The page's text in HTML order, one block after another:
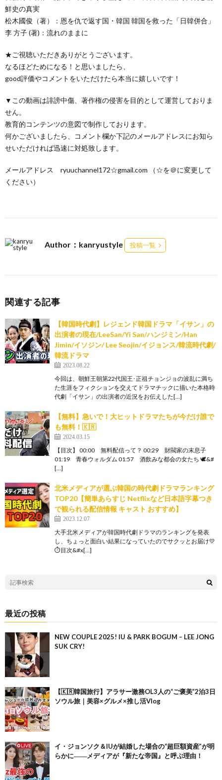
鮮史の真実
松木國俊（著）：恩を仇で返す国・韓国 韓国を救った「日韓併合」
李 方子 (著)：流れのままに
★ご視聴いただきありがとうございます。
なるほどためになる！と思いましたら、
good評価やコメントをいただけたら本当に嬉しいです！
▼この動画は誹謗中傷、著作権の侵害を目的として運営しておりま
せん。
教育的コンテンツの意図で制作しております。
何かございましたら、コメント欄か下記のメールアドレスにお知ら
せいただければ迅速に対処致します。
メールアドレス ryuuchannel172☆gmail.com （☆を＠に変更して
ください）
Author：kanryustyle 投稿一覧
関連する記事
【韓国時代劇】レジェンド韓国ドラマ「イサン」の
出演者の現在/LeeSan/Yi San/ハンジミン/Han
Jimin/イソジン/ Lee Seojin/イジョンス/韓流時代劇/
韓流ドラマ
2023.08.22
今回は、朝鮮王朝第22代国王･正祖チョンジョの波乱に満ち
た生涯をフィクションを交えてドラマチックに描いた本格時
代劇「イサン」の出演者の近況をお伝えした[…]
【無料】急いで！大ヒットドラマたちが今だけ誰で
も無料！🇰🇷
2024.03.15
【目次】 00:00 無料配信って？ 00:29 財閥家の末息子
01:19 青春ウォルダム 01:57 酒飲みな都会の女たち 🕊&#
[…]
北米メディアが選ぶ韓国の時代劇ドラマランキング
TOP20【簡単あらすじ Netflixなど日本語字幕つき
で観られる配信情報 キャスト おすすめ】
2023.12.07
大手北米メディアが韓国時代劇ドラマのランキングを発表
し、ちょっと面白い結果になっていたのでサクッとお届け💛
⏱目次&#x[…]
最近の投稿
NEW COUPLE 2025! IU & PARK BOGUM – LEE JONG
SUK CRY!
【🇰🇷韓国旅行】アラサー激務OL3人の“ご褒美”2泊3日
ソウル旅｜美容×グルメ×推し活Vlog
イ・ジョンソク＆IUが結婚した場合の“超巨額資産”が明
らかに――メディアが『新たな帝国』と呼ぶ理由！